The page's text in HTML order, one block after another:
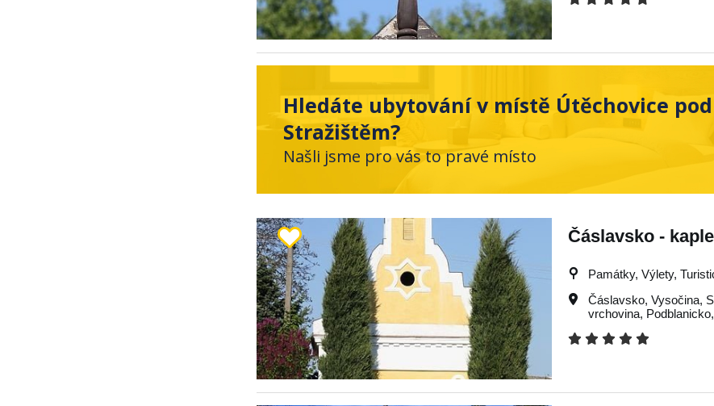
Hledáte ubytování v místě Útěchovice pod
Stražištěm?
Našli jsme pro vás to pravé místo
Čáslavsko -
Památky, Výlety,
Čáslavsko, Vysočina,
vrchovina, Podblanicko,